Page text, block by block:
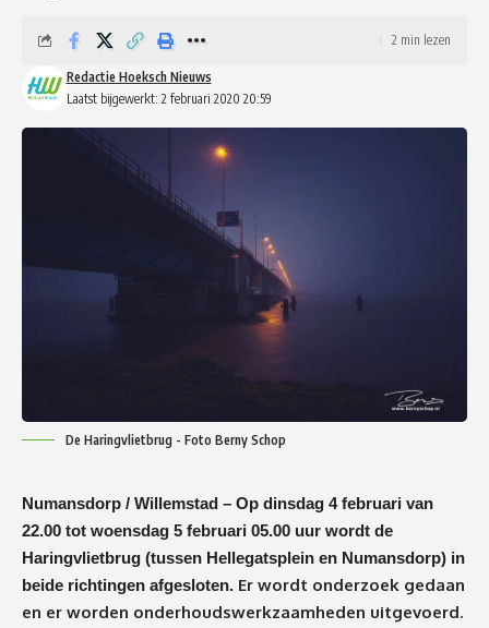
Laatst bijgewerkt: 2 februari 2020 20:59
Redactie Hoeksch Nieuws
2 min lezen
De Haringvlietbrug - Foto Berny Schop
Numansdorp / Willemstad – Op dinsdag 4 februari van
22.00 tot woensdag 5 februari 05.00 uur wordt de
Haringvlietbrug (tussen Hellegatsplein en Numansdorp) in
beide richtingen afgesloten. Er wordt onderzoek gedaan
en er worden onderhoudswerkzaamheden uitgevoerd.